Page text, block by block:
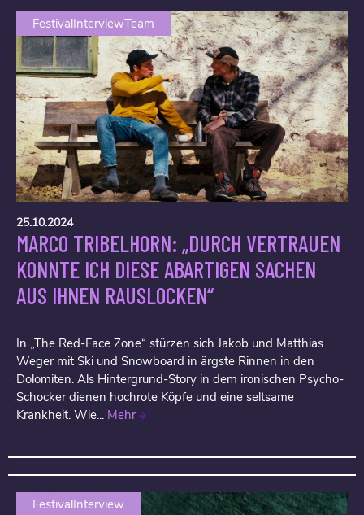
FestivalInterviewTeam
25.10.2024
MARCO TRIBELHORN: „DURCH VERTRAUEN
KONNTE ICH DIESE ABARTIGEN SACHEN
AUS IHNEN RAUSLOCKEN“
In „The Red-Face Zone“ stürzen sich Jakob und Matthias
Weger mit Ski und Snowboard in ärgste Rinnen in den
Dolomiten. Als Hintergrund-Story in dem ironischen Psycho-
Schocker dienen hochrote Köpfe und eine seltsame
Krankheit. Wie... Mehr
FestivalInterview